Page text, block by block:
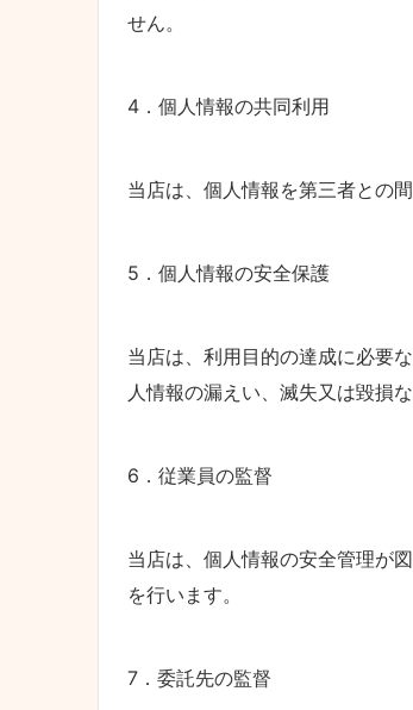
せん。
4．個人情報の共同利用
当店は、個人情報を第三者との
5．個人情報の安全保護
当店は、利用目的の達成に必要
人情報の漏えい、滅失又は毀損
6．従業員の監督
当店は、個人情報の安全管理が
を行います。
7．委託先の監督